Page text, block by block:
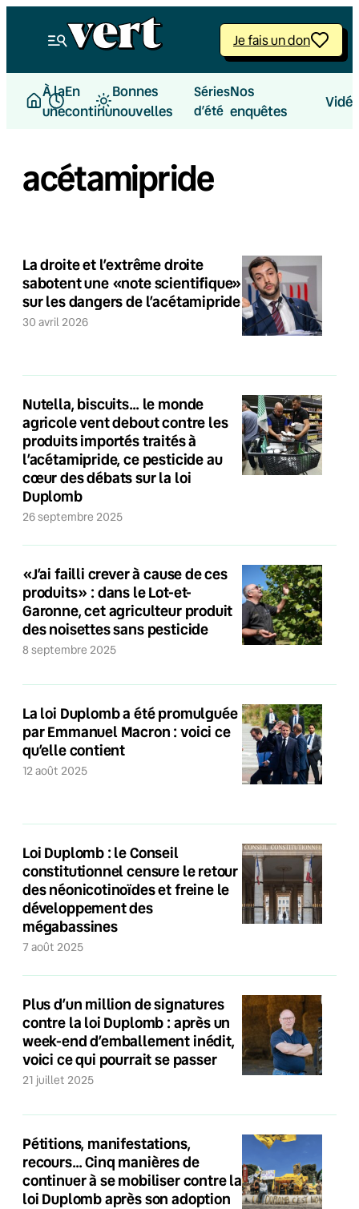
Je fais un don
À la
une
En
continu
Bonnes
nouvelles
Séries
d’été
Nos
enquêtes
acétamipride
La droite et l’extrême droite
sabotent une «note scientifique»
sur les dangers de l’acétamipride
30 avril 2026
Nutella, biscuits… le monde
agricole vent debout contre les
produits importés traités à
l’acétamipride, ce pesticide au
cœur des débats sur la loi
Duplomb
26 septembre 2025
«J’ai failli crever à cause de ces
produits» : dans le Lot-et-
Garonne, cet agriculteur produit
des noisettes sans pesticide
8 septembre 2025
La loi Duplomb a été promulguée
par Emmanuel Macron : voici ce
qu’elle contient
12 août 2025
Loi Duplomb : le Conseil
constitutionnel censure le retour
des néonicotinoïdes et freine le
développement des
mégabassines
7 août 2025
Plus d’un million de signatures
contre la loi Duplomb : après un
week-end d’emballement inédit,
voici ce qui pourrait se passer
21 juillet 2025
Pétitions, manifestations,
recours… Cinq manières de
continuer à se mobiliser contre la
loi Duplomb après son adoption